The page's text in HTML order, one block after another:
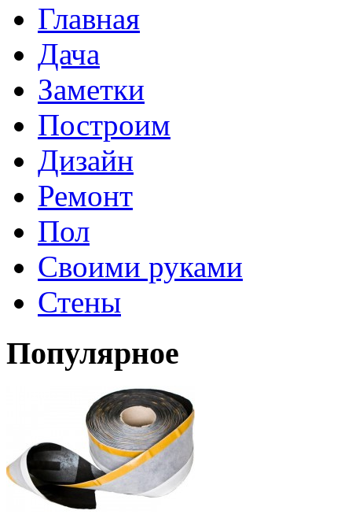
Главная
Дача
Заметки
Построим
Дизайн
Ремонт
Пол
Своими руками
Стены
Популярное